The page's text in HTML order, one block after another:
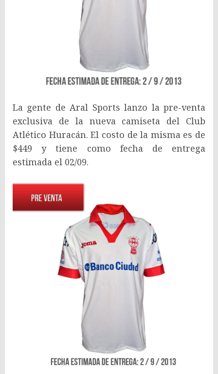
La gente de Aral Sports lanzo la pre-venta
exclusiva de la nueva camiseta del Club
Atlético Huracán. El costo de la misma es de
$449 y tiene como fecha de entrega
estimada el 02/09.